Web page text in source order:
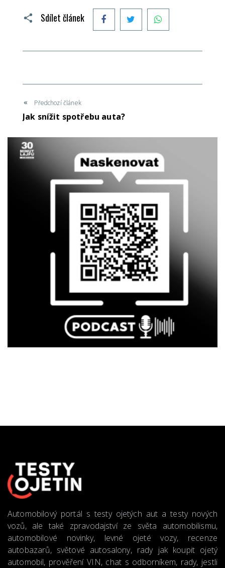
Sdílet článek FacebookTwitter
Předchozí článek
Jak snížit spotřebu auta?
Automobilový portál s testy ojetých aut a testy nových
vozů, ale také zpravodajství ze světa automobilismu,
automobilové novinky, levné ojeté vozy, recenze
autobazarů, světové autosalony, rady jak koupit ojetý
automobil, prověření VIN, chat s odborníkem, rady, jestli